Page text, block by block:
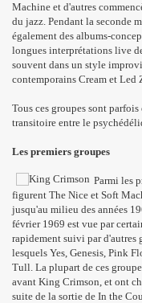
Machine et d'autres
du jazz. Pendant la seconde
également des albums-
longues interprétations live
souvent dans un style
contemporains Cream et Led
Tous ces groupes sont
transitoire entre le
Les premiers groupes
Parmi les
figurent The Nice et Soft
jusqu'au milieu des années
février 1969 est vue par
rapidement suivi par d'autres
lesquels Yes, Genesis, Pink
Tull. La plupart de ces
avant King Crimson, et ont
suite de la sortie de In the